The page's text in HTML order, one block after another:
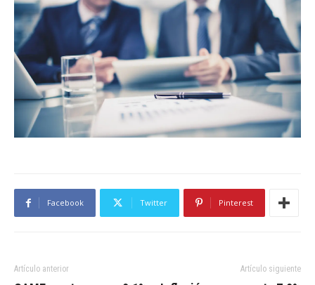
Facebook Twitter Pinterest
Artículo anterior Artículo siguiente